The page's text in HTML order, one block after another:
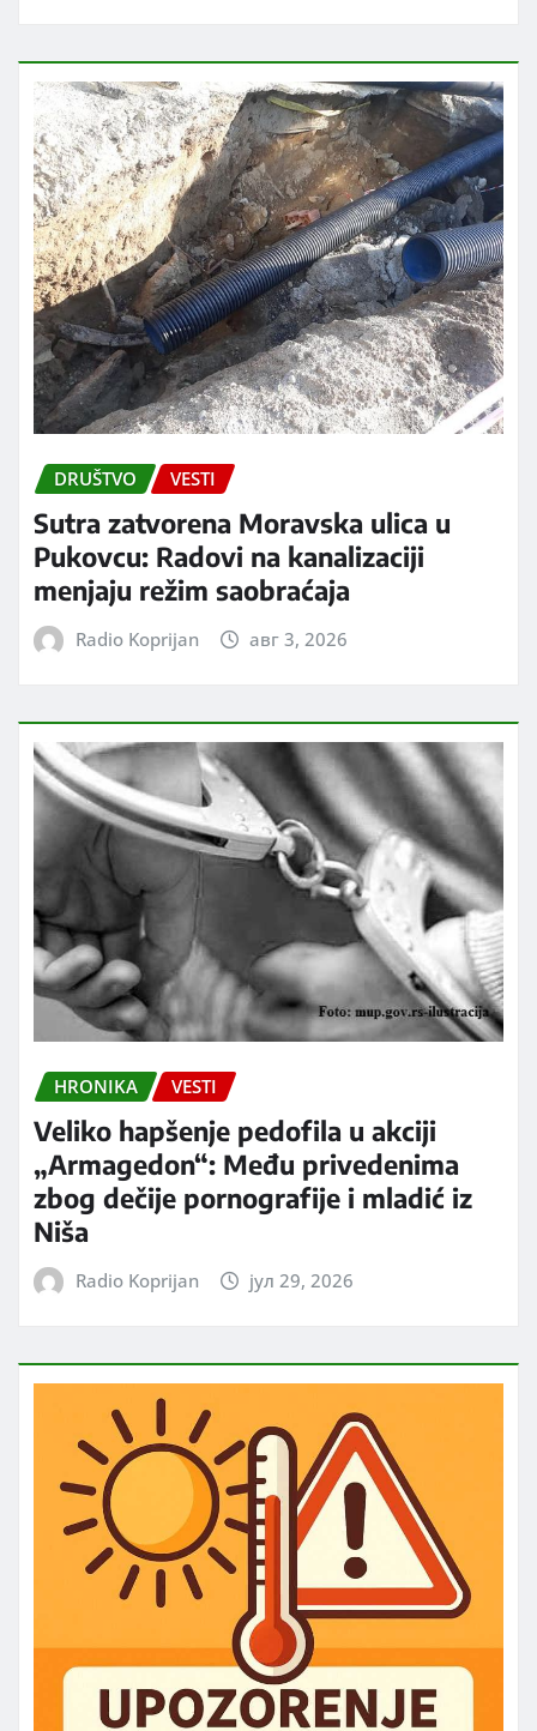
DRUŠTVO VESTI
Sutra zatvorena Moravska ulica u
Pukovcu: Radovi na kanalizaciji
menjaju režim saobraćaja
Radio Koprijan авг 3, 2026
HRONIKA VESTI
Veliko hapšenje pedofila u akciji
„Armagedon“: Među privedenima
zbog dečije pornografije i mladić iz
Niša
Radio Koprijan јул 29, 2026